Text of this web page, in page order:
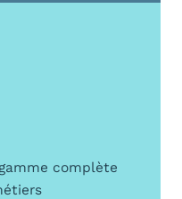
complète